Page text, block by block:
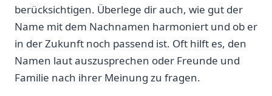
berücksichtigen. Überlege dir auch, ⁣wie ⁣gut der
Name‍ mit dem Nachnamen harmoniert ⁢und ob er
in der Zukunft noch passend ist. ⁤Oft hilft es,⁤ den
Namen laut‌ auszusprechen oder Freunde ⁤und
⁢Familie nach ihrer Meinung zu fragen.